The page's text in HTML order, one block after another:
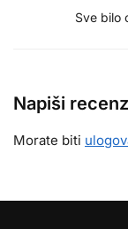
Sve bilo
Napiši
Morate biti